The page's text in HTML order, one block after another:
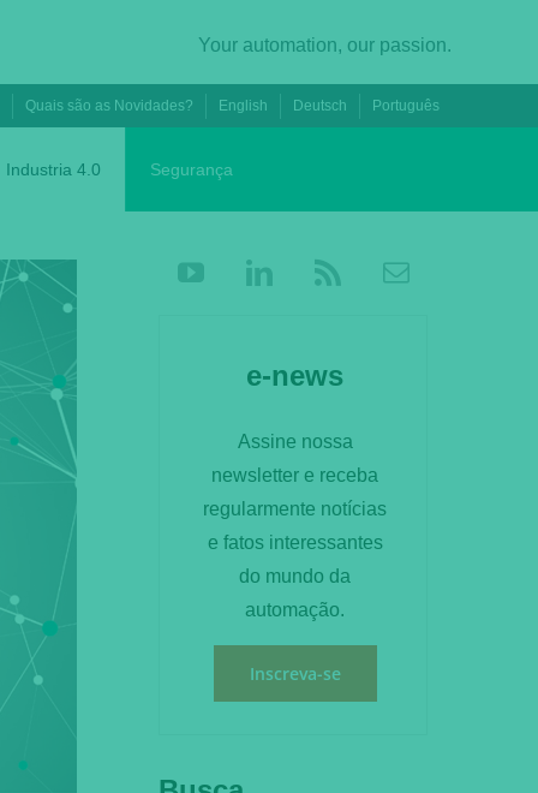
Your automation, our passion.
Quais são as Novidades? English Deutsch Português
Industria 4.0 Segurança
e-news
Assine nossa
newsletter e receba
regularmente notícias
e fatos interessantes
do mundo da
automação.
Inscreva-se